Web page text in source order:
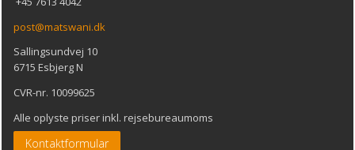
post@matswani.dk
Sallingsundvej 10
6715 Esbjerg N
CVR-nr. 10099625
Alle oplyste priser inkl. rejsebureaumoms
Kontaktformular